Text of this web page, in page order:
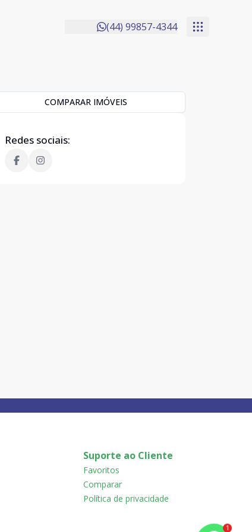
(44) 99857-4344
COMPARAR IMÓVEIS
Redes sociais:
Suporte ao Cliente
Favoritos
Comparar
Política de privacidade
1